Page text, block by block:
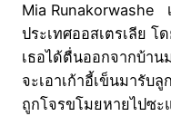
Mia Runakorwashe
ประเทศออสเตรเลีย โ
เธอได้ตื่นออกจากบ้าน
จะเอาเก้าอี้เข็นมารับ
ถูกโจรขโมยหายไปซ